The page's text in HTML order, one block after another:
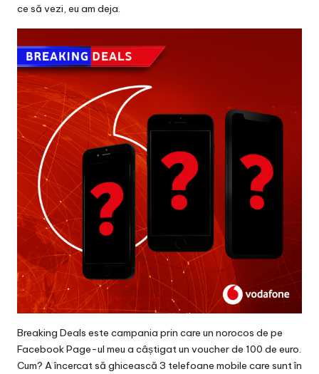
ce să vezi, eu am deja.
Breaking Deals este campania prin care un norocos de pe
Facebook Page-ul meu a câștigat un voucher de 100 de euro.
Cum? A încercat să ghicească 3 telefoane mobile care sunt în